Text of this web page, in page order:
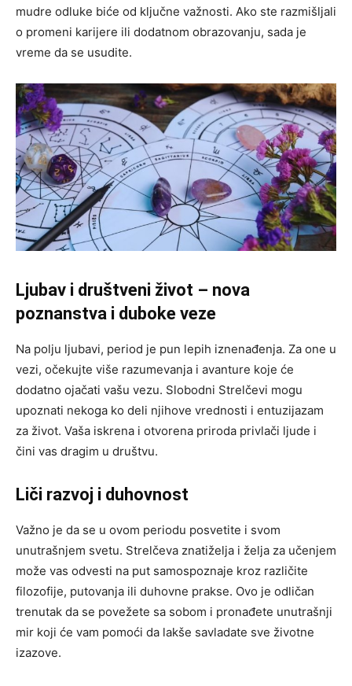
mudre odluke biće od ključne važnosti. Ako ste razmišljali
o promeni karijere ili dodatnom obrazovanju, sada je
vreme da se usudite.
Ljubav i društveni život – nova
poznanstva i duboke veze
Na polju ljubavi, period je pun lepih iznenađenja. Za one u
vezi, očekujte više razumevanja i avanture koje će
dodatno ojačati vašu vezu. Slobodni Strelčevi mogu
upoznati nekoga ko deli njihove vrednosti i entuzijazam
za život. Vaša iskrena i otvorena priroda privlači ljude i
čini vas dragim u društvu.
Liči razvoj i duhovnost
Važno je da se u ovom periodu posvetite i svom
unutrašnjem svetu. Strelčeva znatiželja i želja za učenjem
može vas odvesti na put samospoznaje kroz različite
filozofije, putovanja ili duhovne prakse. Ovo je odličan
trenutak da se povežete sa sobom i pronađete unutrašnji
mir koji će vam pomoći da lakše savladate sve životne
izazove.